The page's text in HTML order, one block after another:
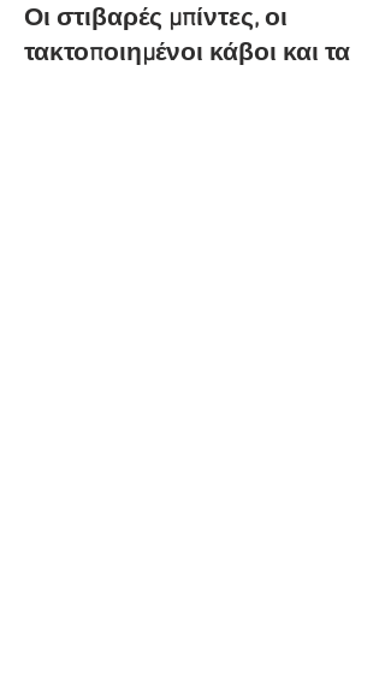
Οι στιβαρές μπίντες, οι
τακτοποιημένοι κάβοι και τα